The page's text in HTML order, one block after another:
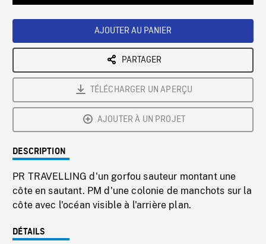
AJOUTER AU PANIER
PARTAGER
TÉLÉCHARGER UN APERÇU
AJOUTER À UN PROJET
DESCRIPTION
PR TRAVELLING d'un gorfou sauteur montant une
côte en sautant. PM d'une colonie de manchots sur la
côte avec l'océan visible à l'arrière plan.
DÉTAILS